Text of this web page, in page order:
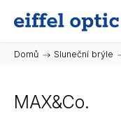
Domů / Sluneční brýle /
MAX&Co.